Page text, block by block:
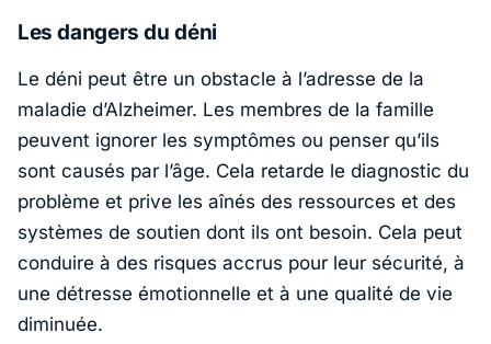
Les dangers du déni
Le déni peut être un obstacle à l’adresse de la
maladie d’Alzheimer. Les membres de la famille
peuvent ignorer les symptômes ou penser qu’ils
sont causés par l’âge. Cela retarde le diagnostic du
problème et prive les aînés des ressources et des
systèmes de soutien dont ils ont besoin. Cela peut
conduire à des risques accrus pour leur sécurité, à
une détresse émotionnelle et à une qualité de vie
diminuée.